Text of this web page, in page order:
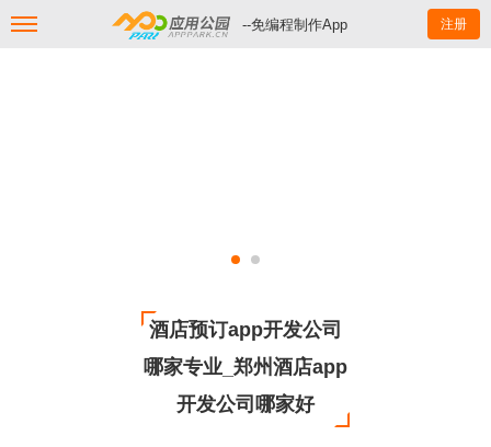
--免编程制作App 注册
酒店预订app开发公司
哪家专业_郑州酒店app
开发公司哪家好